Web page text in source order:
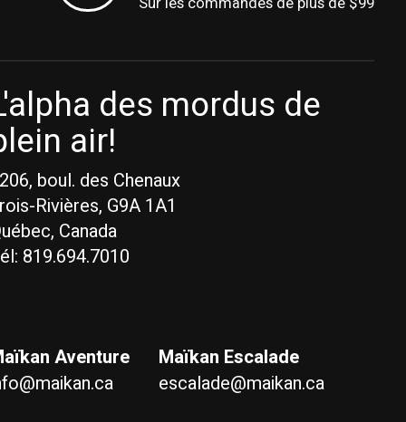
des mordus de
air!
boul. des Chenaux
Rivières, G9A 1A1
Canada
819.694.7010
Aventure
Maïkan Escalade
escalade@maikan.ca